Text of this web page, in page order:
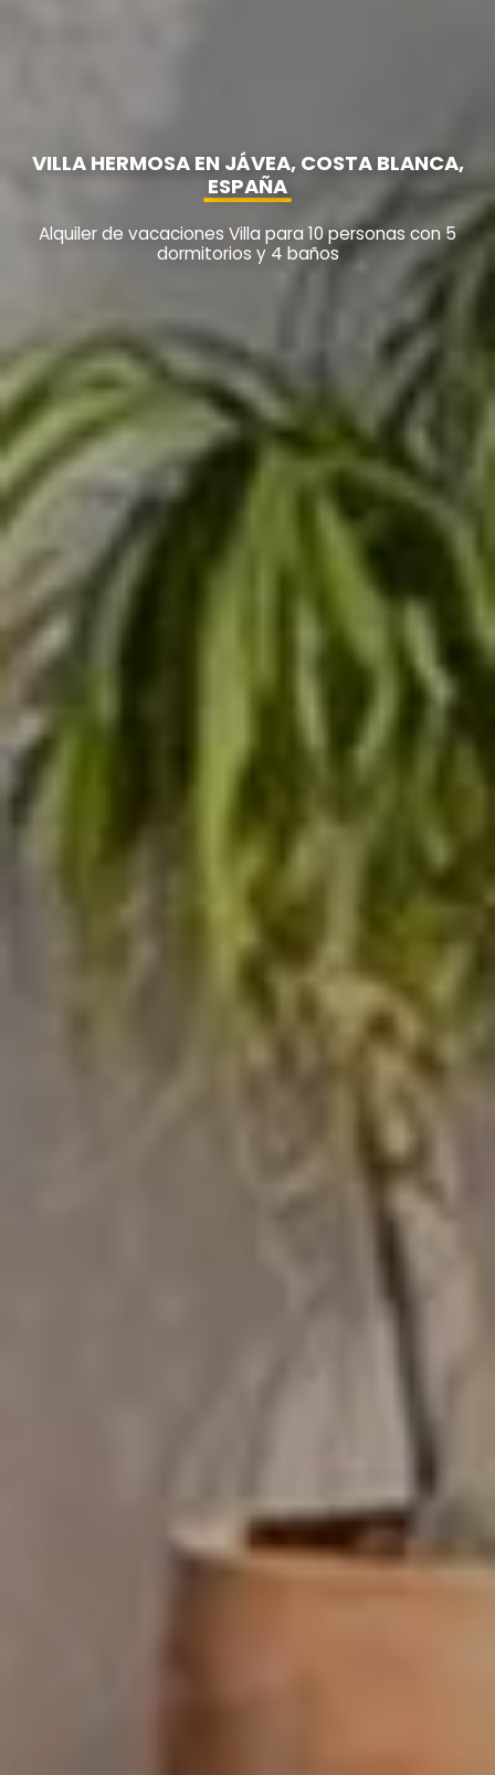
VILLA HERMOSA EN JÁVEA, COSTA BLANCA,
ESPAÑA
Alquiler de vacaciones Villa para 10 personas con 5
dormitorios y 4 baños